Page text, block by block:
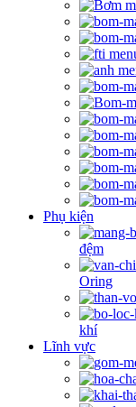
Phụ kiện
đệm
Oring
khí
Lĩnh vực